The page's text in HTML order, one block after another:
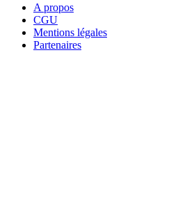
A propos
CGU
Mentions légales
Partenaires